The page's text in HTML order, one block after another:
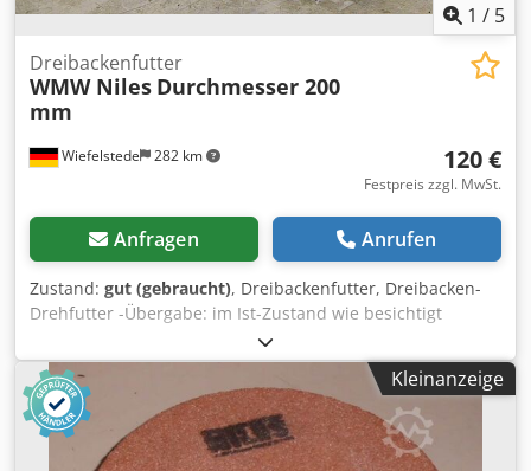
1 / 5
Wiefelstede 282 km
Dreibackenfutter
WMW Niles Durchmesser 200
mm
120 €
Festpreis zzgl. MwSt.
Anfragen Anrufen
Zustand: gut (gebraucht), Dreibackenfutter, Dreibacken-
Drehfutter -Übergabe: im Ist-Zustand wie besichtigt
Dcsdpfx Aievbbmcogjk -Kurzkegel: ist gekürzt worden -
Futtergröße: Ø 200 mm -Durchgangsbohrung: Ø 54 mm -
Aufnahme: Kegel Ø 104,5 mm -gemäß Bilder, ohne
weiteres Zubehör -Gewicht 14,4 kg
Kleinanzeige